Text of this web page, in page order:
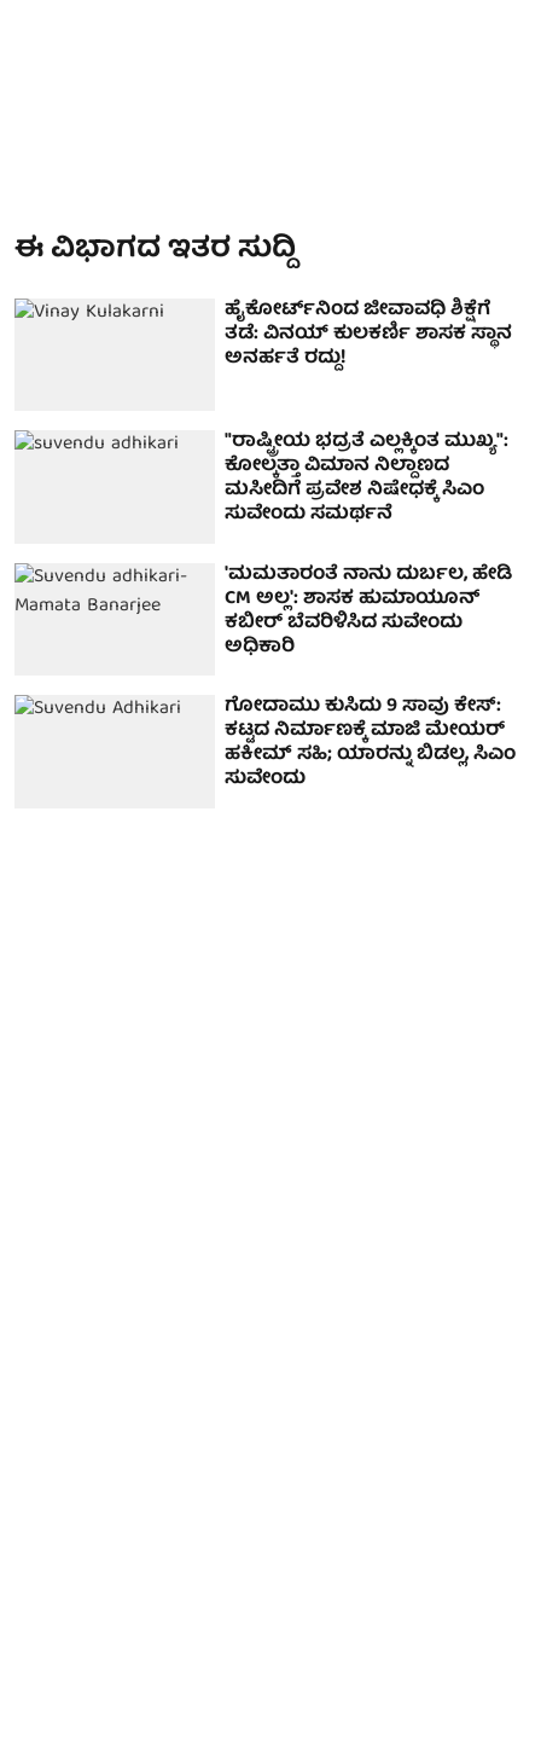
ಈ ವಿಭಾಗದ ಇತರ ಸುದ್ದಿ
ಹೈಕೋರ್ಟ್‌ನಿಂದ ಜೀವಾವಧಿ ಶಿಕ್ಷೆಗೆ
ತಡೆ: ವಿನಯ್ ಕುಲಕರ್ಣಿ ಶಾಸಕ ಸ್ಥಾನ
ಅನರ್ಹತೆ ರದ್ದು!
"ರಾಷ್ಟ್ರೀಯ ಭದ್ರತೆ ಎಲ್ಲಕ್ಕಿಂತ ಮುಖ್ಯ":
ಕೋಲ್ಕತ್ತಾ ವಿಮಾನ ನಿಲ್ದಾಣದ
ಮಸೀದಿಗೆ ಪ್ರವೇಶ ನಿಷೇಧಕ್ಕೆ ಸಿಎಂ
ಸುವೇಂದು ಸಮರ್ಥನೆ
'ಮಮತಾರಂತೆ ನಾನು ದುರ್ಬಲ, ಹೇಡಿ
CM ಅಲ್ಲ': ಶಾಸಕ ಹುಮಾಯೂನ್
ಕಬೀರ್​ ಬೆವರಿಳಿಸಿದ ಸುವೇಂದು
ಅಧಿಕಾರಿ
ಗೋದಾಮು ಕುಸಿದು 9 ಸಾವು ಕೇಸ್:
ಕಟ್ಟದ ನಿರ್ಮಾಣಕ್ಕೆ ಮಾಜಿ ಮೇಯರ್
ಹಕೀಮ್ ಸಹಿ; ಯಾರನ್ನು ಬಿಡಲ್ಲ, ಸಿಎಂ
ಸುವೇಂದು